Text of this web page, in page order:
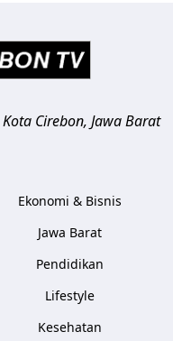
Kota Cirebon, Jawa Barat
Ekonomi & Bisnis
Jawa Barat
Pendidikan
Lifestyle
Kesehatan